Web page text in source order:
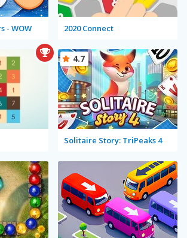
- WOW 2020 Connect
Solitaire Story: TriPeaks 4
4.7